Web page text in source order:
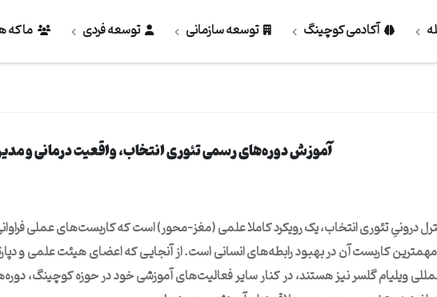
آکادمی کوچینگ توسعه سازمانی توسعه فردی ما که
آموزش دوره‌های رسمی تئوری انتخاب، ‌واقعیت درمانی و
درونیِ تئوری انتخاب، یک رویکرد کاملا علمی (مغز-محور) است که کاربست‌های عملی
کاربست آن در بهبود رابطه‌های انسانی است. از آنجایی که اعضای هیئت علمی و
ویلیام گلسر نیز هستند، در کنار سایر فعالیت‌های آموزشی خود در حوزه کوچینگ،‌